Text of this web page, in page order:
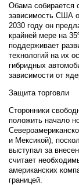
Обама собирается
зависимость США
2030 году он
крайней мере на
поддерживает
технологий на их
гибридных
зависимости от
Защита торговли
Сторонники
положить начало
и Мексикой),
выступал за
считает
американских
границей.